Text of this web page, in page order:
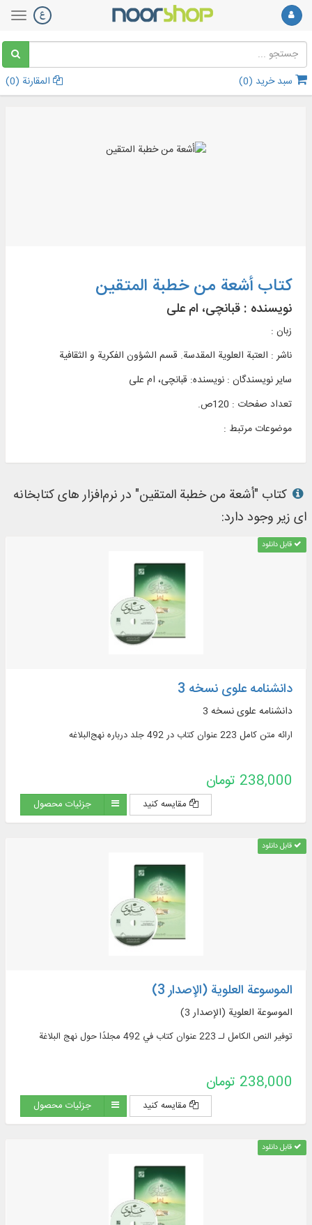
سبد خرید (0
) المقارنة (0
)
کتاب أشعة من خطبة المتقین
نویسنده : قبانچی، ام علی
زبان :
ناشر : العتبة العلوية المقدسة. قسم الشؤون الفکریة و الثقافیة
سایر نویسندگان : نویسنده: قبانچی، ام علی
تعداد صفحات : 120ص.
موضوعات مرتبط :
کتاب "أشعة من خطبة المتقین" در نرم‌افزار های کتابخانه
ای زیر وجود دارد:
قابل دانلود
دانشنامه علوی نسخه 3
دانشنامه علوی نسخه 3
ارائه متن کامل 223 عنوان کتاب در 492 جلد درباره نهج‌البلاغه
238,000 تومان
مقایسه کنید جزئیات محصول
قابل دانلود
الموسوعة العلوية (الإصدار 3)
الموسوعة العلوية (الإصدار 3)
توفير النص الكامل لـ 223 عنوان كتاب في 492 مجلدًا حول نهج البلاغة
238,000 تومان
مقایسه کنید جزئیات محصول
قابل دانلود